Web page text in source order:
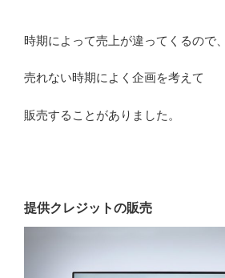
時期によって売上が違ってくるので、
売れない時期によく企画を考えて
販売することがありました。
提供クレジットの販売